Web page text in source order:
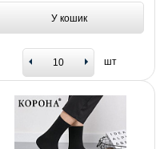
У кошик
шт